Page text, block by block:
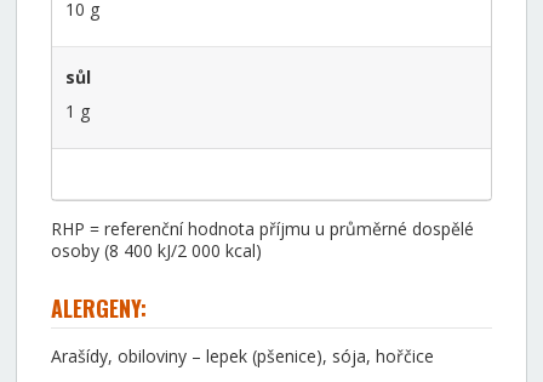
10 g
sůl
1 g
RHP = referenční hodnota příjmu u průměrné dospělé
osoby (8 400 kJ/2 000 kcal)
ALERGENY:
Arašídy, obiloviny – lepek (pšenice), sója, hořčice